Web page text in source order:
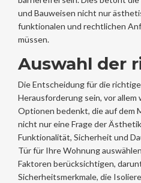
und Bauweisen nicht nur
funktionalen und rechtlichen
müssen.
Auswahl der
Die Entscheidung für die
Herausforderung sein, vor allem
Optionen bedenkt, die auf dem
nicht nur eine Frage der
Funktionalität, Sicherheit und
Tür für Ihre Wohnung
Faktoren berücksichtigen,
Sicherheitsmerkmale, die